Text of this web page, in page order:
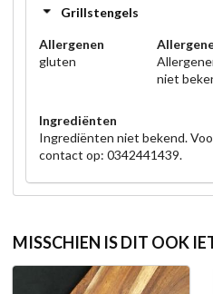
Grillstengels
Allergenen
gluten
niet
Ingrediënten
Ingrediënten niet bekend.
contact op: 0342441439.
MISSCHIEN IS DIT OOK